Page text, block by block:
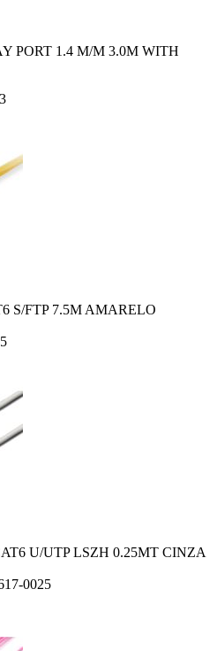
PORT 1.4 M/M 3.0M WITH
S/FTP 7.5M AMARELO
U/UTP LSZH 0.25MT CINZA
0025